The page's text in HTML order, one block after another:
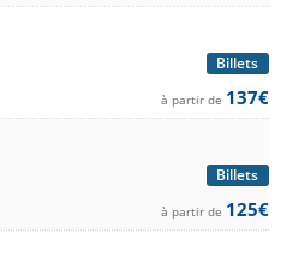
Billets
à partir de 137€
Billets
à partir de 125€